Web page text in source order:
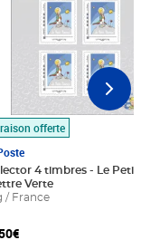
panier
offerte
4 timbres - Le Petit
Verte
/ France